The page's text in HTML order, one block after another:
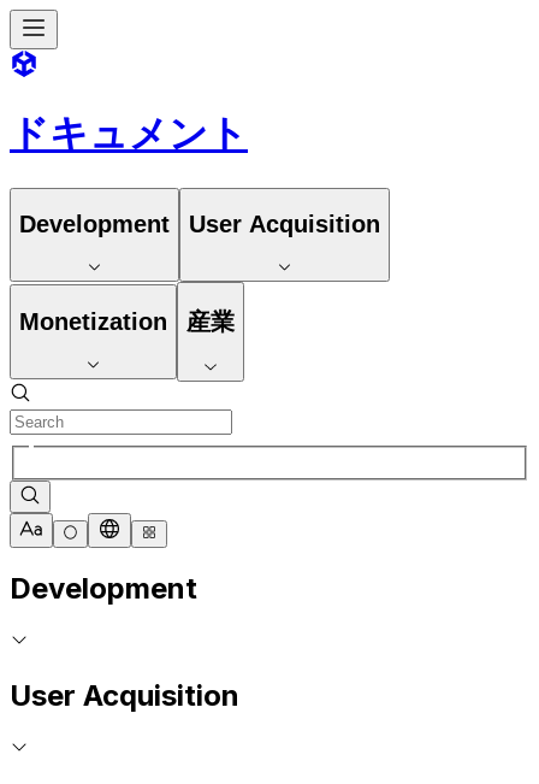
ドキュメント
Development User Acquisition
Monetization 産業
Development
User Acquisition